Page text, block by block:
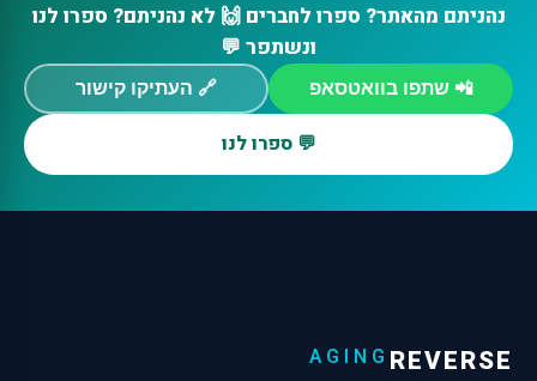
נהניתם מהאתר? ספרו לחברים 🙌 לא נהניתם? ספרו לנו
ונשתפר 💬
📲 שתפו בוואטסאפ 🔗 העתיקו קישור
💬 ספרו לנו
REVERSE
AGING